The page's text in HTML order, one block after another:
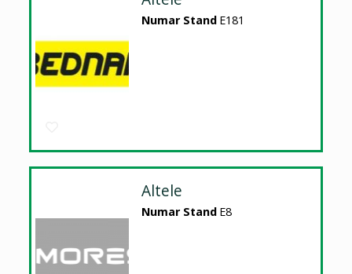
Numar Stand E181
Altele
Numar Stand E8